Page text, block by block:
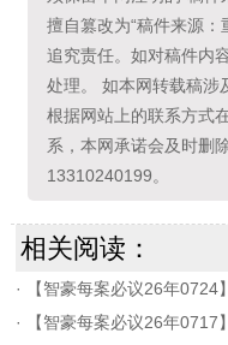
擅自篡改为“稿件来源
追究责任。如对稿件内
处理。 如本网转载稿涉
根据网站上的联系方式
系，本网承诺会及时删
13310240199。
相关阅读：
·
【智豪每案必议26年0724】受贿罪、贪污罪、
·
【智豪每案必议26年0717】受贿罪、非国家工作人员受贿罪、